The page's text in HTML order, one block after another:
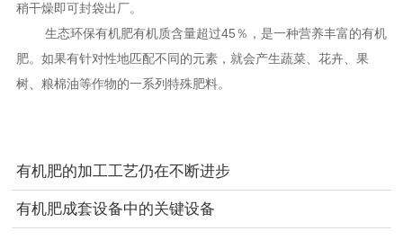
稍干燥即可封袋出厂。
生态环保有机肥有机质含量超过45％，是一种营养丰富的有机
肥。如果有针对性地匹配不同的元素，就会产生蔬菜、花卉、果
树、粮棉油等作物的一系列特殊肥料。
有机肥的加工工艺仍在不断进步
有机肥成套设备中的关键设备